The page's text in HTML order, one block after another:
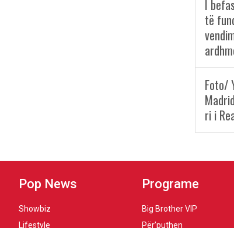
I
të
Foto/
ri i
Pop News
Showbiz
Lifestyle
Programe
Big Brother VIP
Për’puthen